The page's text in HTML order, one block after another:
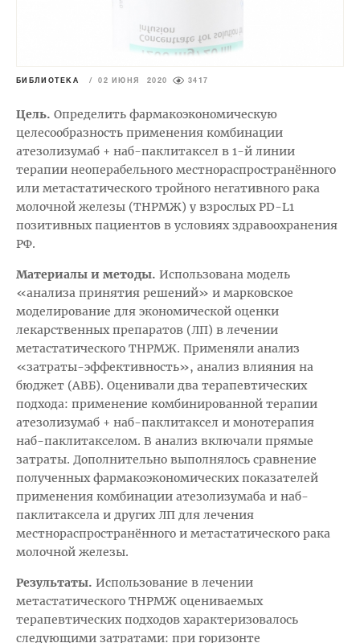
БИБЛИОТЕКА / 02 ИЮНЯ 2020 3417
Цель. Определить фармакоэкономическую
целесообразность применения комбинации
атезолизумаб + наб-паклитаксел в 1-й линии
терапии неоперабельного местнораспространённого
или метастатического тройного негативного рака
молочной железы (ТНРМЖ) у взрослых PD-L1
позитивных пациентов в условиях здравоохранения
РФ.
Материалы и методы. Использована модель
«анализа принятия решений» и марковское
моделирование для экономической оценки
лекарственных препаратов (ЛП) в лечении
метастатического ТНРМЖ. Применяли анализ
«затраты-эффективность», анализ влияния на
бюджет (АВБ). Оценивали два терапевтических
подхода: применение комбинированной терапии
атезолизумаб + наб-паклитаксел и монотерапия
наб-паклитакселом. В анализ включали прямые
затраты. Дополнительно выполнялось сравнение
полученных фармакоэкономических показателей
применения комбинации атезолизумаба и наб-
паклитаксела и других ЛП для лечения
местнораспространённого и метастатического рака
молочной железы.
Результаты. Использование в лечении
метастатического ТНРМЖ оцениваемых
терапевтических подходов характеризовалось
следующими затратами: при горизонте